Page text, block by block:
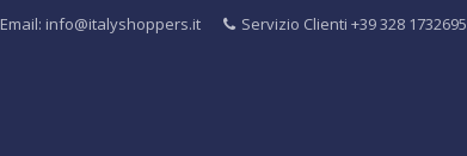
Email: info@italyshoppers.it Servizio Clienti +39 328 1732695